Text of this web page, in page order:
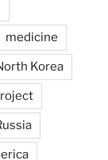
medicine
Korea